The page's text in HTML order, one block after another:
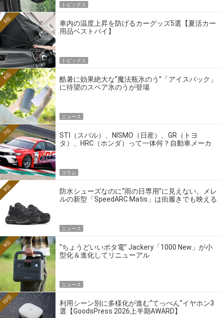
トピックス
車内の温度上昇を防げるカーグッズ5選【夏活カー
用品ベストバイ】
5位
トピックス
酷暑に効果絶大な“魔法瓶氷のう”「アイスパック」
に待望のスペア氷のうが登場
6位
ニュース
STI（スバル）、NISMO（日産）、GR（トヨ
タ）、HRC（ホンダ）って一体何？自動車メーカ
7位
コラム
防水シューズなのに“雨の日専用”に見えない。メレ
ルの新型「SpeedARC Matis」は街履きでも映える
8位
ニュース
“ちょうどいいポタ電” Jackery「1000 New」が小
型化＆進化してリニューアル
9位
ニュース
利用シーン別に多様化が進む“てっぺん”イヤホン3
選【GoodsPress 2026上半期AWARD】
10位